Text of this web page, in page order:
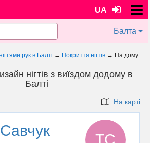
UA
Балта
рук в Балті → Покриття нігтів → На дому
нігтів з виїздом додому в
Балті
На карті